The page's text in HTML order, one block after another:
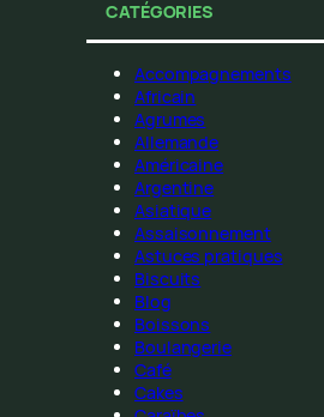
CATÉGORIES
Accompagnements
Africain
Agrumes
Allemande
Américaine
Argentine
Asiatique
Assaisonnement
Astuces pratiques
Biscuits
Blog
Boissons
Boulangerie
Café
Cakes